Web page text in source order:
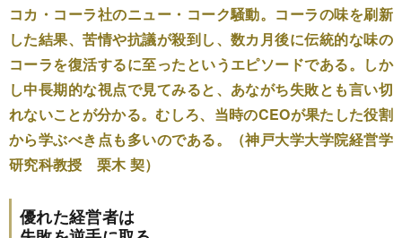
コカ・コーラ社のニュー・コーク騒動。コーラの味を刷新
した結果、苦情や抗議が殺到し、数カ月後に伝統的な味の
コーラを復活するに至ったというエピソードである。しか
し中長期的な視点で見てみると、あながち失敗とも言い切
れないことが分かる。むしろ、当時のCEOが果たした役割
から学ぶべき点も多いのである。（神戸大学大学院経営学
研究科教授 栗木 契）
優れた経営者は